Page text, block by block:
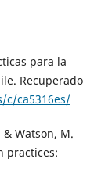
para la
Recuperado
c/ca5316es/
& Watson, M.
practices: